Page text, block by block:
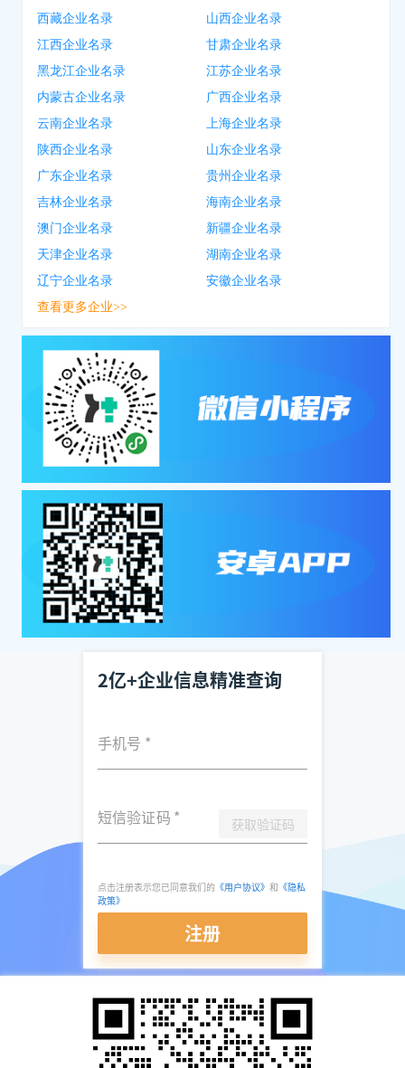
西藏企业名录
山西企业名录
江西企业名录
甘肃企业名录
黑龙江企业名录
江苏企业名录
内蒙古企业名录
广西企业名录
云南企业名录
上海企业名录
陕西企业名录
山东企业名录
广东企业名录
贵州企业名录
吉林企业名录
海南企业名录
澳门企业名录
新疆企业名录
天津企业名录
湖南企业名录
辽宁企业名录
安徽企业名录
查看更多企业>>
2亿+企业信息精准查询
手机号 *
短信验证码 * 获取验证码
点击注册表示您已同意我们的 《用户协议》 和 《隐私
政策》
注册